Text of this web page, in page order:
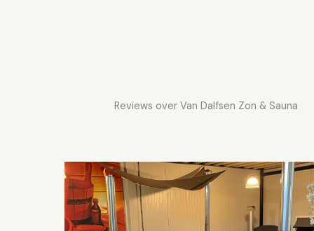
Reviews over Van Dalfsen Zon & Sauna